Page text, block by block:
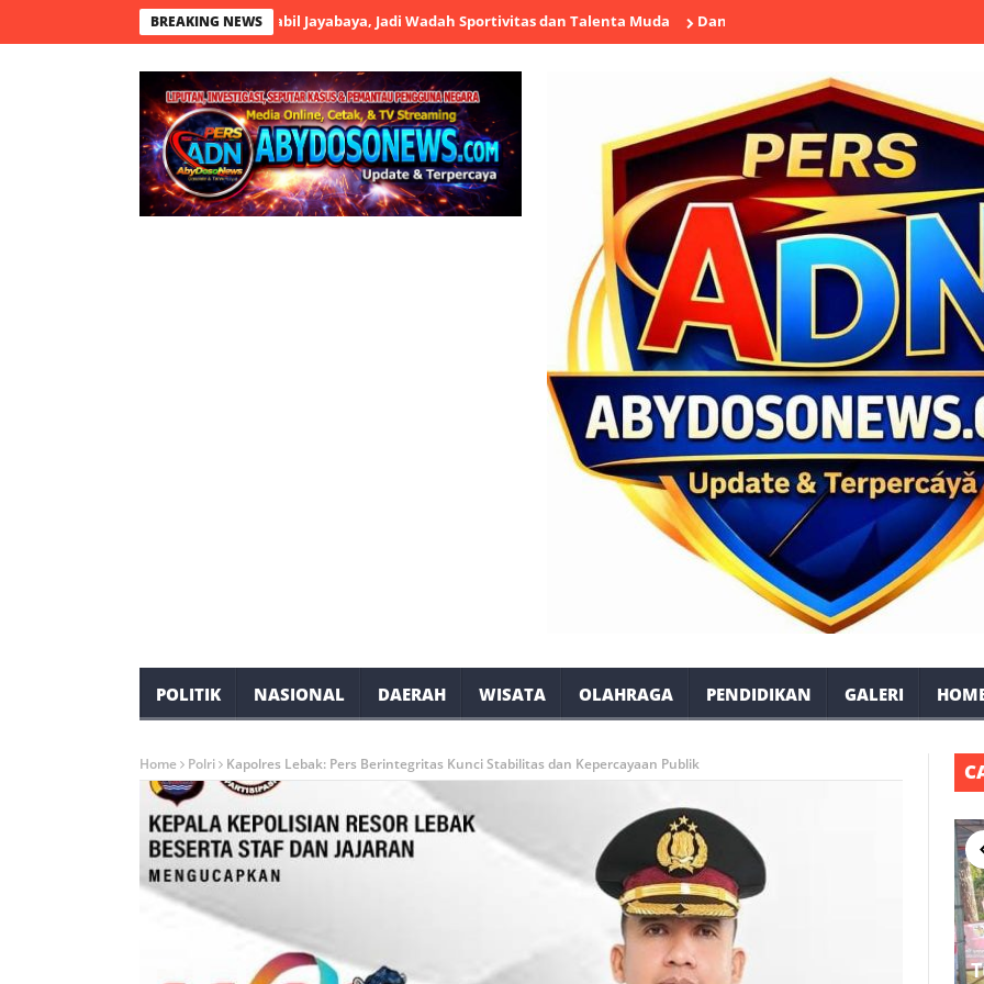
BREAKING NEWS
Bil Grup Resmi Dibuka Nabil Jayabaya, Jadi Wadah Sportivitas dan Talenta Muda Dandim 0603/Lebak Buka Kejuaraan Karate Antar
POLITIK NASIONAL DAERAH WISATA OLAHRAGA PENDIDIKAN GALERI
Home Polri Kapolres Lebak: Pers Berintegritas Kunci Stabilitas dan Kepercayaan Publik